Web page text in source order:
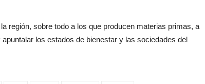
región, sobre todo a los que producen materias primas, a
los estados de bienestar y las sociedades del